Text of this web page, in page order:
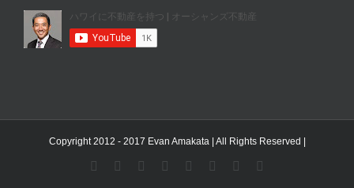
Copyright 2012 - 2017 Evan Amakata | All Rights Reserved |
YouTubeFacebookInstagramLinkedIn
Skype PinterestTumblr